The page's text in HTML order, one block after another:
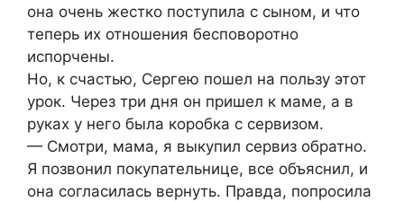
она очень жестко поступила с сыном, и что
теперь их отношения бесповоротно
испорчены.
Но, к счастью, Сергею пошел на пользу этот
урок. Через три дня он пришел к маме, а в
руках у него была коробка с сервизом.
— Смотри, мама, я выкупил сервиз обратно.
Я позвонил покупательнице, все объяснил, и
она согласилась вернуть. Правда, попросила